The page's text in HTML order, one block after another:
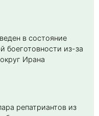
в состояние
боеготовности из-за
Ирана
репатриантов из